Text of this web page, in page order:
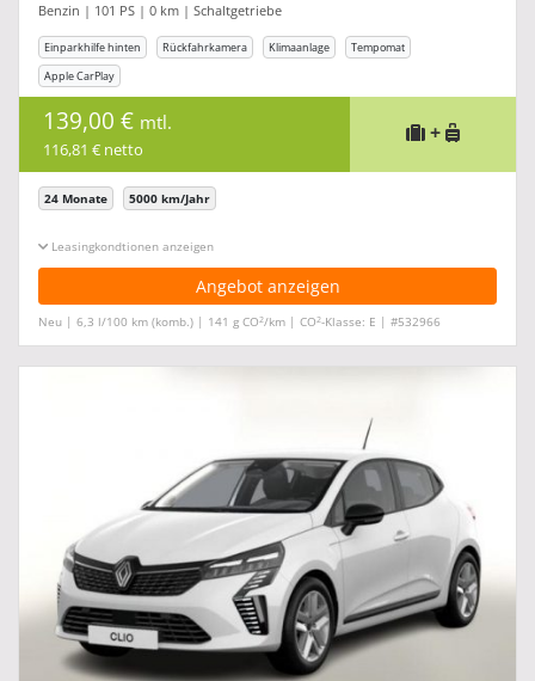
Benzin | 101 PS | 0 km | Schaltgetriebe
Einparkhilfe hinten Rückfahrkamera Klimaanlage
Tempomat
Apple CarPlay
139,00 € mtl.
116,81 € netto
+
24 Monate 5000 km/Jahr
Leasingkonditionen ein-/ausblenden
Angebot anzeigen
Neu | 6,3 l/100 km (komb.) | 141 g CO2/km | CO2-Klasse: E | #532966